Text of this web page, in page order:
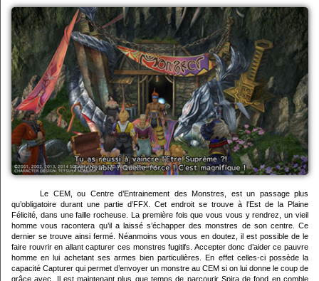
Le CEM, ou Centre d’Entrainement des Monstres, est un passage plus
qu’obligatoire durant une partie d’FFX. Cet endroit se trouve à l’Est de la Plaine
Félicité, dans une faille rocheuse. La première fois que vous vous y rendrez, un vieil
homme vous racontera qu’il a laissé s’échapper des monstres de son centre. Ce
dernier se trouve ainsi fermé. Néanmoins vous vous en doutez, il est possible de le
faire rouvrir en allant capturer ces monstres fugitifs. Accepter donc d’aider ce pauvre
homme en lui achetant ses armes bien particulières. En effet celles-ci possède la
capacité Capturer qui permet d’envoyer un monstre au CEM si on lui donne le coup de
grâce avec. Il est maintenant plus que temps de parcourir Spira de fond en comble